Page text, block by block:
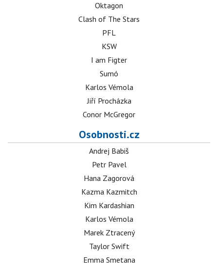
Oktagon
Clash of The Stars
PFL
KSW
I am Figter
Sumó
Karlos Vémola
Jiří Procházka
Conor McGregor
Osobnosti.cz
Andrej Babiš
Petr Pavel
Hana Zagorová
Kazma Kazmitch
Kim Kardashian
Karlos Vémola
Marek Ztracený
Taylor Swift
Emma Smetana